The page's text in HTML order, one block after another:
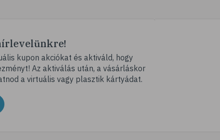
# vas
# vérszegénység
# stressz
# stresszcsökkentés
kupon akciókat és aktiváld, hogy
Az aktiválás után, a vásárláskor
a virtuális vagy plasztik kártyádat.